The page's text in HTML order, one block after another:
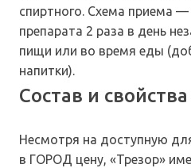
спиртного. Схема приема —
препарата 2 раза в день
пищи или во время еды
напитки).
Состав и
Несмотря на доступную
в ГОРОД цену, «Трезор»